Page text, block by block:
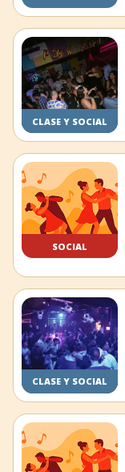
CLASE Y SOCIAL
SOCIAL
CLASE Y SOCIAL